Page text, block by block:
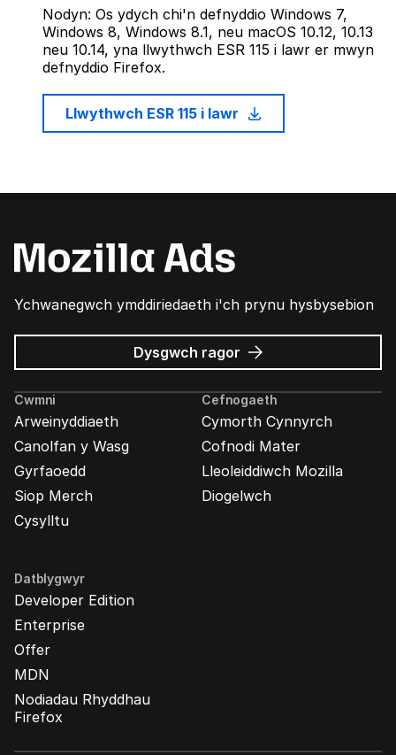
Nodyn: Os ydych chi'n defnyddio Windows 7,
Windows 8, Windows 8.1, neu macOS 10.12, 10.13
neu 10.14, yna llwythwch ESR 115 i lawr er mwyn
defnyddio Firefox.
Llwythwch ESR 115 i lawr
Ychwanegwch ymddiriedaeth i'ch prynu hysbysebion
Dysgwch ragor am
Hysbysebion
Mozilla
Cwmni
Arweinyddiaeth
Canolfan y Wasg
Gyrfaoedd
Siop Merch
Cysylltu
Cefnogaeth
Cymorth Cynnyrch
Cofnodi Mater
Lleoleiddiwch Mozilla
Diogelwch
Datblygwyr
Developer Edition
Enterprise
Offer
MDN
Nodiadau Rhyddhau
Firefox